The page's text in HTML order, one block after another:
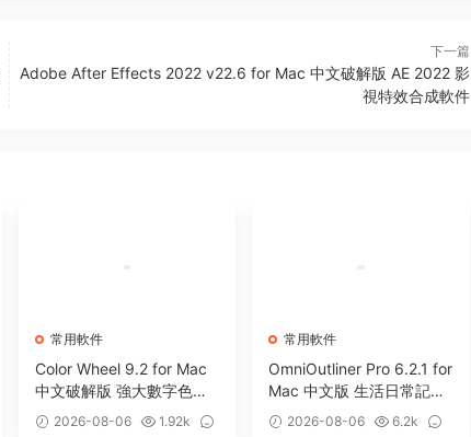
下一篇
Adobe After Effects 2022 v22.6 for Mac 中文破解版 AE 2022 影
視特效合成軟件
常用軟件
Color Wheel 9.2 for Mac
中文破解版 強大數字色輪
工具2026-08-06
1.92k
常用軟件
OmniOutliner Pro 6.2.1 for
Mac 中文版 生活日常記錄
軟件2026-08-06
6.2k